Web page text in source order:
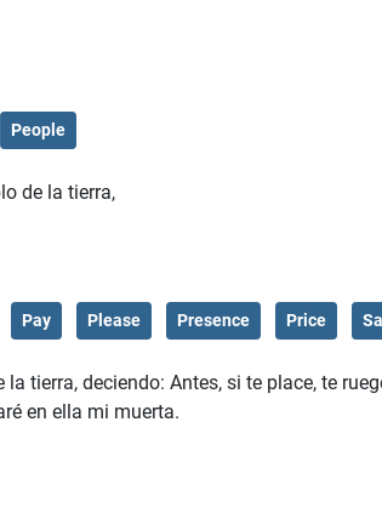
People
de la tierra,
Pay Please Presence Price
tierra, deciendo: Antes, si te place, te
en ella mi muerta.